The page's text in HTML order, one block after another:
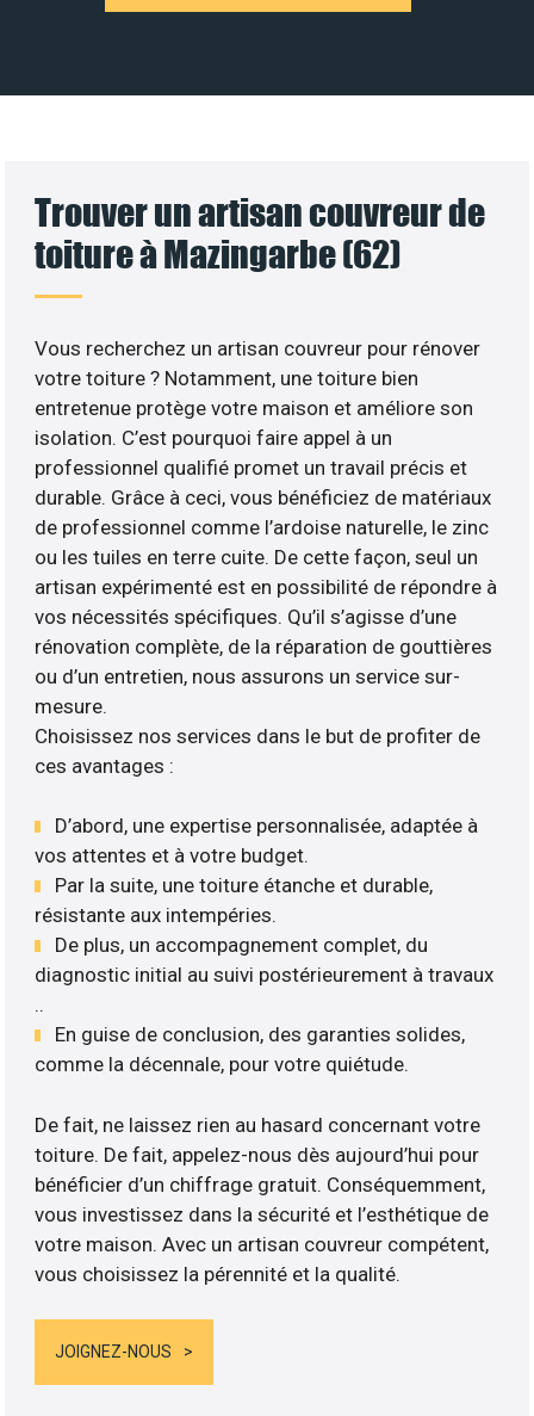
Trouver un artisan couvreur de
toiture à Mazingarbe (62)
Vous recherchez un artisan couvreur pour rénover
votre toiture ? Notamment, une toiture bien
entretenue protège votre maison et améliore son
isolation. C’est pourquoi faire appel à un
professionnel qualifié promet un travail précis et
durable. Grâce à ceci, vous bénéficiez de matériaux
de professionnel comme l’ardoise naturelle, le zinc
ou les tuiles en terre cuite. De cette façon, seul un
artisan expérimenté est en possibilité de répondre à
vos nécessités spécifiques. Qu’il s’agisse d’une
rénovation complète, de la réparation de gouttières
ou d’un entretien, nous assurons un service sur-
mesure.
Choisissez nos services dans le but de profiter de
ces avantages :
D’abord, une expertise personnalisée, adaptée à
vos attentes et à votre budget.
Par la suite, une toiture étanche et durable,
résistante aux intempéries.
De plus, un accompagnement complet, du
diagnostic initial au suivi postérieurement à travaux
..
En guise de conclusion, des garanties solides,
comme la décennale, pour votre quiétude.
De fait, ne laissez rien au hasard concernant votre
toiture. De fait, appelez-nous dès aujourd’hui pour
bénéficier d’un chiffrage gratuit. Conséquemment,
vous investissez dans la sécurité et l’esthétique de
votre maison. Avec un artisan couvreur compétent,
vous choisissez la pérennité et la qualité.
JOIGNEZ-NOUS